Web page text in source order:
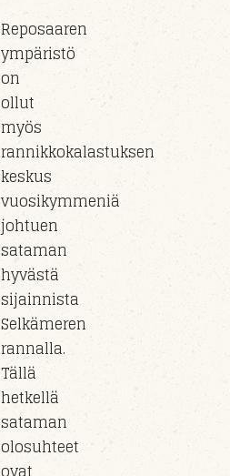
Reposaaren
ympäristö
on
ollut
myös
rannikkokalastuksen
keskus
vuosikymmeniä
johtuen
sataman
hyvästä
sijainnista
Selkämeren
rannalla.
Tällä
hetkellä
sataman
olosuhteet